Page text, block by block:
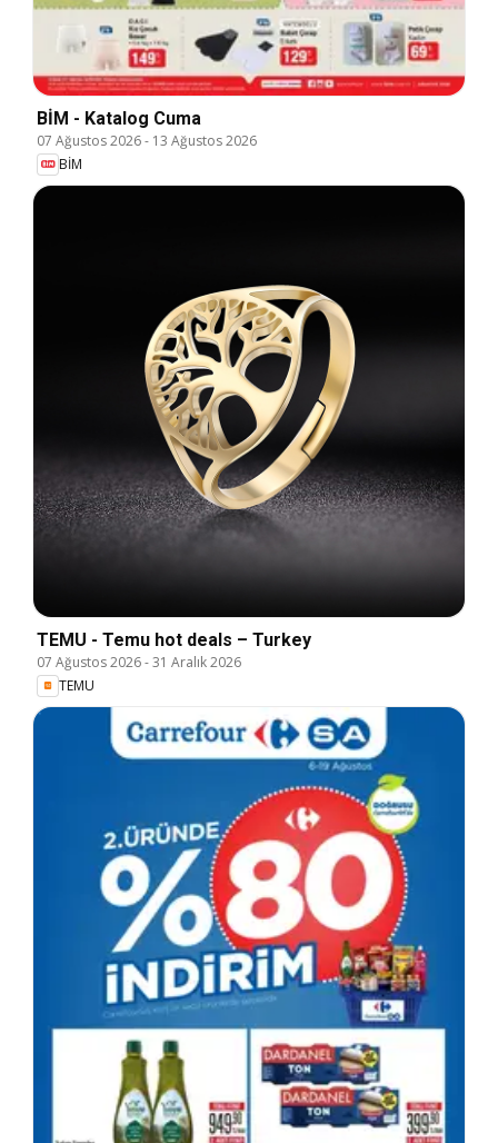
BİM - Katalog Cuma
07 Ağustos 2026- 13 Ağustos 2026
BİM
TEMU - Temu hot deals – Turkey
07 Ağustos 2026-31 Aralık 2026
TEMU